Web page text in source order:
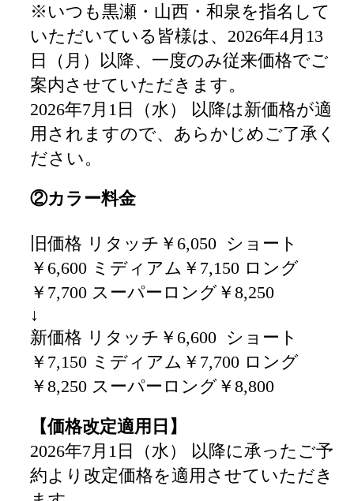
※いつも黒瀬・山西・和泉を指名して
いただいている皆様は、2026年4月13
日（月）以降、一度のみ従来価格でご
案内させていただきます。
2026年7月1日（水） 以降は新価格が適
用されますので、あらかじめご了承く
ださい。
②カラー料金
旧価格 リタッチ￥6,050 ショート
￥6,600 ミディアム￥7,150 ロング
￥7,700 スーパーロング￥8,250
↓
新価格 リタッチ￥6,600 ショート
￥7,150 ミディアム￥7,700 ロング
￥8,250 スーパーロング￥8,800
【価格改定適用日】
2026年7月1日（水） 以降に承ったご予
約より改定価格を適用させていただき